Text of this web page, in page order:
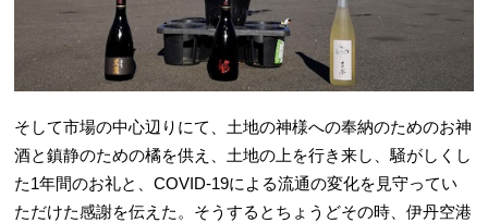
そして市場の中心辺りにて、土地の神様への奉納のためのお神
酒と鎮静のための橘を供え、土地の上を行き来し、騒がしくし
た1年間のお礼と、COVID-19による流通の変化を見守ってい
ただけた感謝を伝えた。そうするとちょうどその時、伊丹空港